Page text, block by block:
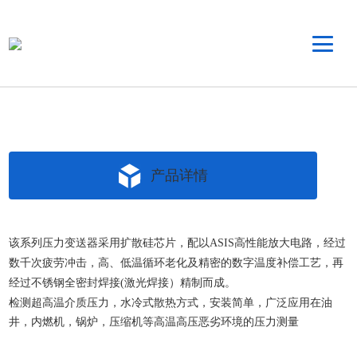
产品详情
该系列压力变送器采用扩散硅芯片，配以ASIS高性能放大电路，经过
数千次疲劳冲击，高、低温循环老化及精密的数字温度补偿工艺，再
经过不锈钢全密封焊接(激光焊接）精制而成。
检测超高温介质压力，水冷式散热方式，安装简单，广泛应用在油
井，内燃机，锅炉，压缩机等高温高压恶劣环境的压力测量